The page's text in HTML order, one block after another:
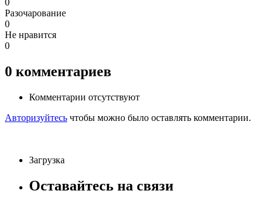
Разочарование
0
Не нравится
0
0 комментариев
Комментарии отсутствуют
Авторизуйтесь чтобы можно было оставлять комментарии.
Загрузка
Оставайтесь на связи